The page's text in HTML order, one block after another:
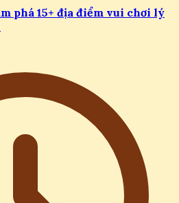
phá 15+ địa điểm vui chơi lý